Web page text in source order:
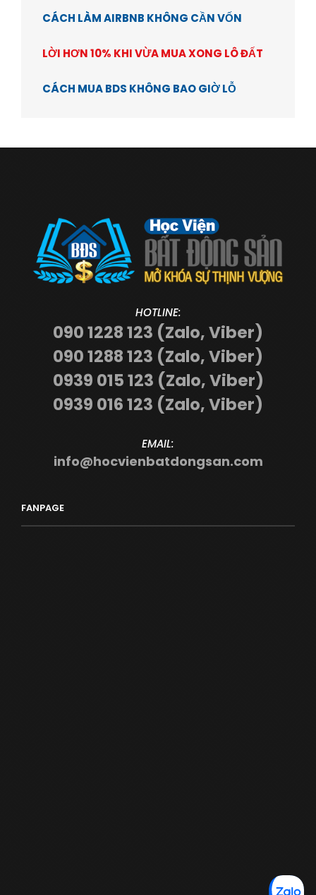
CÁCH LÀM AIRBNB KHÔNG CẦN VỐN
LỜI HƠN 10% KHI VỪA MUA XONG LÔ ĐẤT
CÁCH MUA BDS KHÔNG BAO GIỜ LỖ
HOTLINE:
090 1228 123 (Zalo, Viber)
090 1288 123 (Zalo, Viber)
0939 015 123 (Zalo, Viber)
0939 016 123 (Zalo, Viber)
EMAIL:
info@hocvienbatdongsan.com
FANPAGE